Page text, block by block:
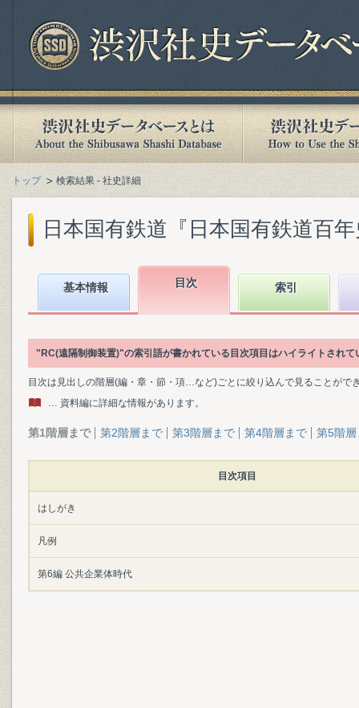
トップ 検索結果 - 社史詳細
日本国有鉄道『日本国有鉄道百
基本情報 目次 索引
"RC(遠隔制御装置)"の索引語が書かれている目次項目はハイライトされて
目次は見出しの階層(編・章・節・項…など)ごとに絞り込んで見ることがで
… 資料編に詳細な情報があります。
第1階層まで 第2階層まで 第3階層まで 第4階層まで 第5階層
目次項目
はしがき
凡例
第6編 公共企業体時代